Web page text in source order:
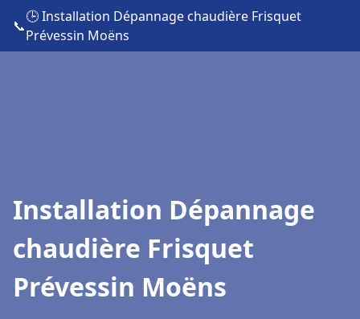
📞
🕒 Installation Dépannage chaudière Frisquet
Prévessin Moëns
Installation Dépannage
chaudière Frisquet
Prévessin Moëns